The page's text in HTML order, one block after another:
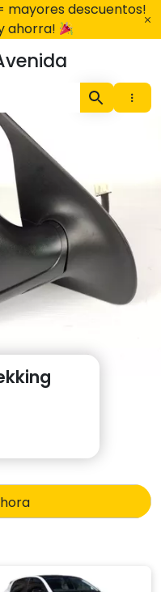
mayores descuentos!
ahorra!